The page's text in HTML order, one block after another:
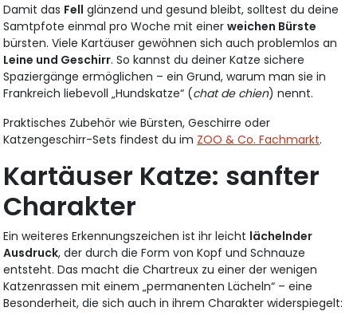
Damit das Fell glänzend und gesund bleibt, solltest du deine
Samtpfote einmal pro Woche mit einerweichen Bürste
bürsten. Viele Kartäuser gewöhnen sich auch problemlos an
Leine und Geschirr. So kannst du deiner Katze sichere
Spaziergänge ermöglichen – ein Grund, warum man sie in
Frankreich liebevoll „Hundskatze“ (chat de chien) nennt.
Praktisches Zubehör wie Bürsten, Geschirre oder
Katzengeschirr-Sets findest du im ZOO & Co. Fachmarkt.
Kartäuser Katze: sanfter
Charakter
Ein weiteres Erkennungszeichen ist ihr leicht lächelnder
Ausdruck, der durch die Form von Kopf und Schnauze
entsteht. Das macht die Chartreux zu einer der wenigen
Katzenrassen mit einem „permanenten Lächeln“ – eine
Besonderheit, die sich auch in ihrem Charakter widerspiegelt: